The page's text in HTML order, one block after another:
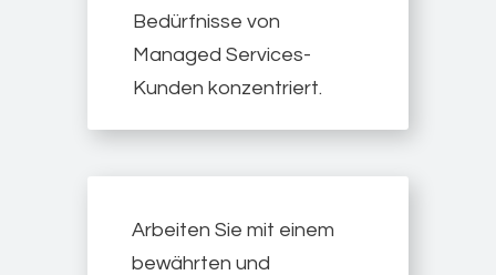
Bedürfnisse von
Managed Services-
Kunden konzentriert.
Arbeiten Sie mit einem
bewährten und